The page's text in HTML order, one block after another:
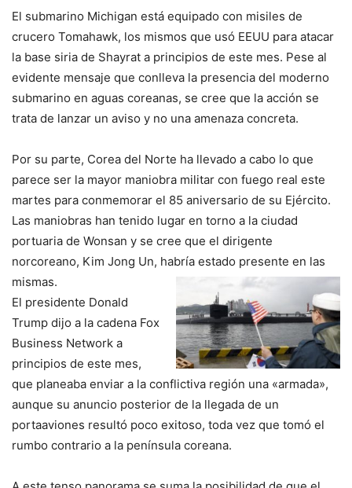
El submarino Michigan está equipado con misiles de
crucero Tomahawk, los mismos que usó EEUU para atacar
la base siria de Shayrat a principios de este mes. Pese al
evidente mensaje que conlleva la presencia del moderno
submarino en aguas coreanas, se cree que la acción se
trata de lanzar un aviso y no una amenaza concreta.
Por su parte, Corea del Norte ha llevado a cabo lo que
parece ser la mayor maniobra militar con fuego real este
martes para conmemorar el 85 aniversario de su Ejército.
Las maniobras han tenido lugar en torno a la ciudad
portuaria de Wonsan y se cree que el dirigente
norcoreano, Kim Jong Un, habría estado presente en las
mismas.
El presidente Donald
Trump dijo a la cadena Fox
Business Network a
principios de este mes,
que planeaba enviar a la conflictiva región una «armada»,
aunque su anuncio posterior de la llegada de un
portaaviones resultó poco exitoso, toda vez que tomó el
rumbo contrario a la península coreana.